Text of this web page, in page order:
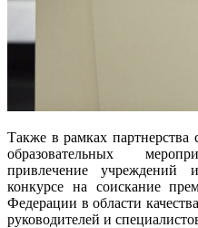
Также в рамках
образовательных
привлечение
конкурсе на соискание
Федерации в области
руководителей и